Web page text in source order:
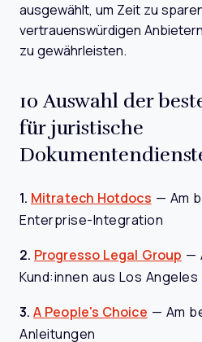
ausgewählt, um Zeit zu
vertrauenswürdigen
zu gewährleisten.
10 Auswahl der
für juristische
1. Mitratech Hotdocs — Am
Enterprise-Integration
2. Progresso Legal Group —
Kund:innen aus Los Angeles
3. A People's Choice — Am
Anleitungen